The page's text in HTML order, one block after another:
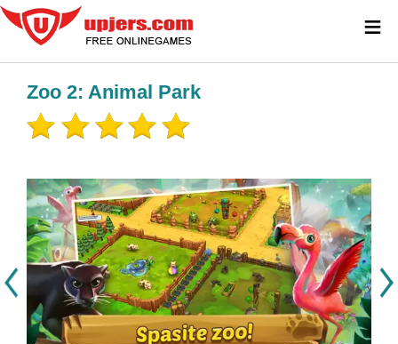
Zoo 2: Animal Park
≡